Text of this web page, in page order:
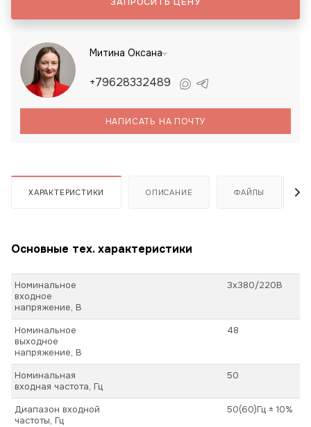
Митина Оксана
+79628332489
НАПИСАТЬ НА ПОЧТУ
ХАРАКТЕРИСТИКИ ОПИСАНИЕ ФАЙЛЫ
Основные тех. характеристики
Номинальное
входное
напряжение, В
3х380/220В
Номинальное
выходное
напряжение, В
48
Номинальная
входная частота, Гц
50
Диапазон входной
частоты, Гц
50(60)Гц ± 10%